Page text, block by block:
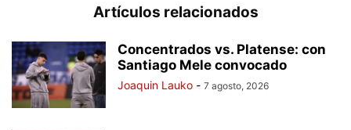
Artículos relacionados
Concentrados vs. Platense: con
Santiago Mele convocado
Joaquin Lauko - 7 agosto, 2026